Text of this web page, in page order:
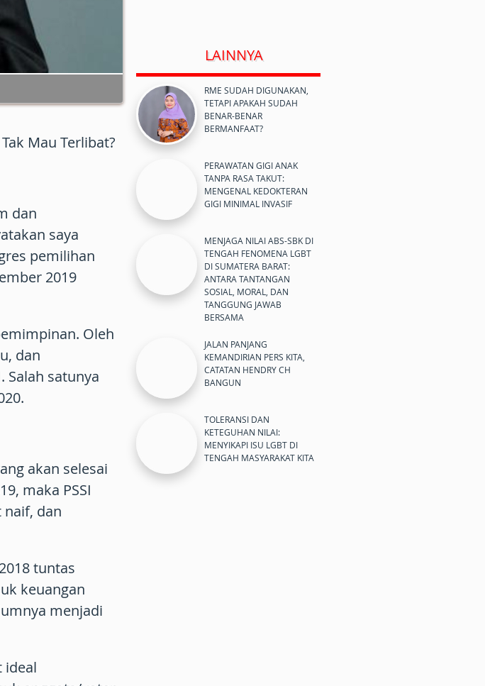
Mau Terlibat?
dan
saya
pemilihan
2019
Oleh
dan
Salah satunya
akan selesai
maka PSSI
naif, dan
tuntas
keuangan
menjadi
ideal
LAINNYA
RME SUDAH DIGUNAKAN,
TETAPI APAKAH SUDAH
BENAR-BENAR
BERMANFAAT?
PERAWATAN GIGI ANAK
TANPA RASA TAKUT:
MENGENAL KEDOKTERAN
GIGI MINIMAL INVASIF
MENJAGA NILAI ABS-SBK DI
TENGAH FENOMENA LGBT
DI SUMATERA BARAT:
ANTARA TANTANGAN
SOSIAL, MORAL, DAN
TANGGUNG JAWAB
BERSAMA
JALAN PANJANG
KEMANDIRIAN PERS KITA,
CATATAN HENDRY CH
BANGUN
TOLERANSI DAN
KETEGUHAN NILAI:
MENYIKAPI ISU LGBT DI
TENGAH MASYARAKAT KITA